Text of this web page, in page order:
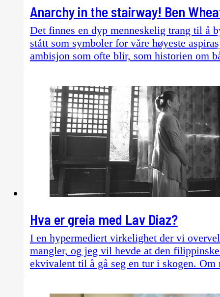
Anarchy in the stairway! Ben
Det finnes en dyp menneskelig trang til å
stått som symboler for våre høyeste
ambisjon som ofte blir, som historien om
Hva er greia med Lav Diaz?
I en hypermediert virkelighet der vi
mangler, og jeg vil hevde at den
ekvivalent til å gå seg en tur i skogen.